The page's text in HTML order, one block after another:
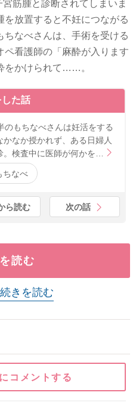
筋腫と診断されてしまいま
を放置すると不妊につながる
なべさんは、手術を受ける
ペ看護師の「麻酔が入ります
をかけられて……。
た話
のもちなべさんは妊活をする
かなか授かれず、ある日婦人
。検査中に医師が何かを…
ちなべ
ら読む 次の話
読む
きを読む
コメントする